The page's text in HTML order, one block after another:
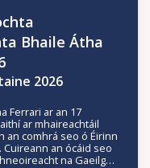
Bhaile Átha
2026
Ferrari ar an 17
ar mhaireachtáil
an comhrá seo ó Éirinn
Cuireann an ócáid seo
na Gaeilge